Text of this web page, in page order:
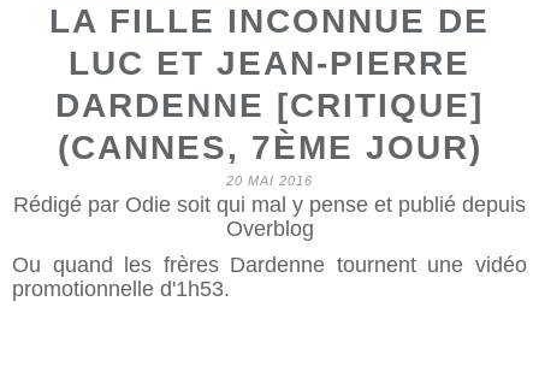
LA FILLE INCONNUE DE
LUC ET JEAN-PIERRE
DARDENNE [CRITIQUE]
(CANNES, 7ÈME JOUR)
20 MAI 2016
Rédigé par Odie soit qui mal y pense et publié depuis
Overblog
Ou quand les frères Dardenne tournent une vidéo
promotionnelle d'1h53.